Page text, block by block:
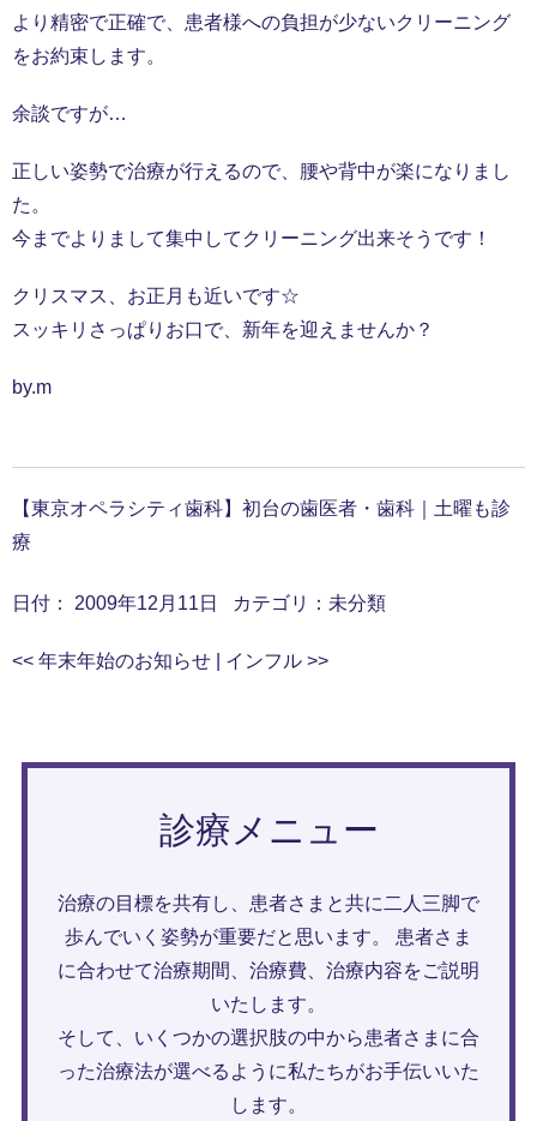
より精密で正確で、患者様への負担が少ないクリーニング
をお約束します。
余談ですが…
正しい姿勢で治療が行えるので、腰や背中が楽になりまし
た。
今までよりまして集中してクリーニング出来そうです！
クリスマス、お正月も近いです☆
スッキリさっぱりお口で、新年を迎えませんか？
by.m
【東京オペラシティ歯科】初台の歯医者・歯科｜土曜も診
療
日付： 2009年12月11日 カテゴリ： 未分類
<< 年末年始のお知らせ インフル >>
診療メニュー
治療の目標を共有し、患者さまと共に二人三脚で
歩んでいく姿勢が重要だと思います。 患者さま
に合わせて治療期間、治療費、治療内容をご説明
いたします。
そして、いくつかの選択肢の中から患者さまに合
った治療法が選べるように私たちがお手伝いいた
します。